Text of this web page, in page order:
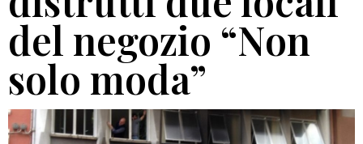
del negozio “Non
solo moda”